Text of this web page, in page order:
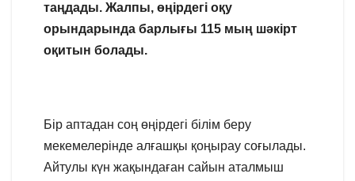
таңдады. Жалпы, өңірдегі оқу
орындарында барлығы 115 мың шәкірт
оқитын болады.
Бір аптадан соң өңірдегі білім беру
мекемелерінде алғашқы қоңырау соғылады.
Айтулы күн жақындаған сайын аталмыш